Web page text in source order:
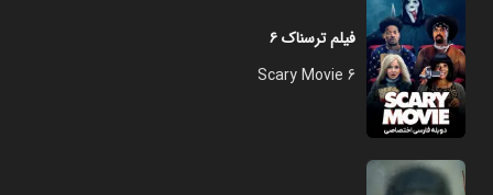
فیلم ترسناک ۶
Scary Movie 6